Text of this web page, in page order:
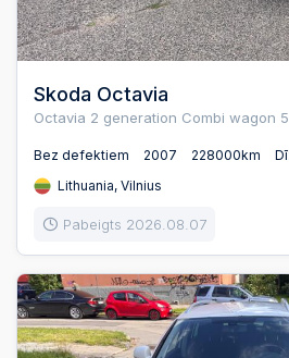
Skoda Octavia
Octavia 2 generation Combi wagon
Bez defektiem 2007 228000km
Lithuania, Vilnius
Pabeigts 2026.08.07